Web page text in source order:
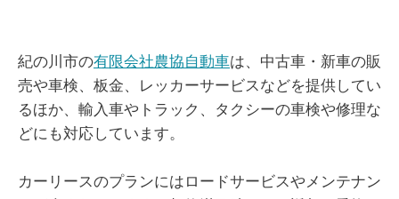
紀の川市の有限会社農協自動車は、中古車・新車の販
売や車検、板金、レッカーサービスなどを提供してい
るほか、輸入車やトラック、タクシーの車検や修理な
どにも対応しています。
カーリースのプランにはロードサービスやメンテナン